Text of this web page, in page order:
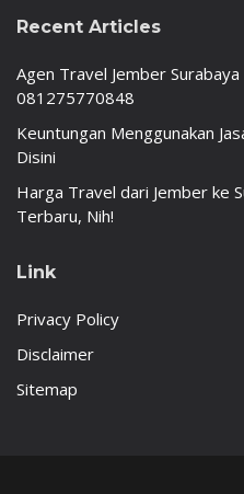
Recent Articles
Agen Travel Jember
081275770848
Keuntungan Menggunakan
Disini
Harga Travel dari Jember ke
Terbaru, Nih!
Link
Privacy Policy
Disclaimer
Sitemap